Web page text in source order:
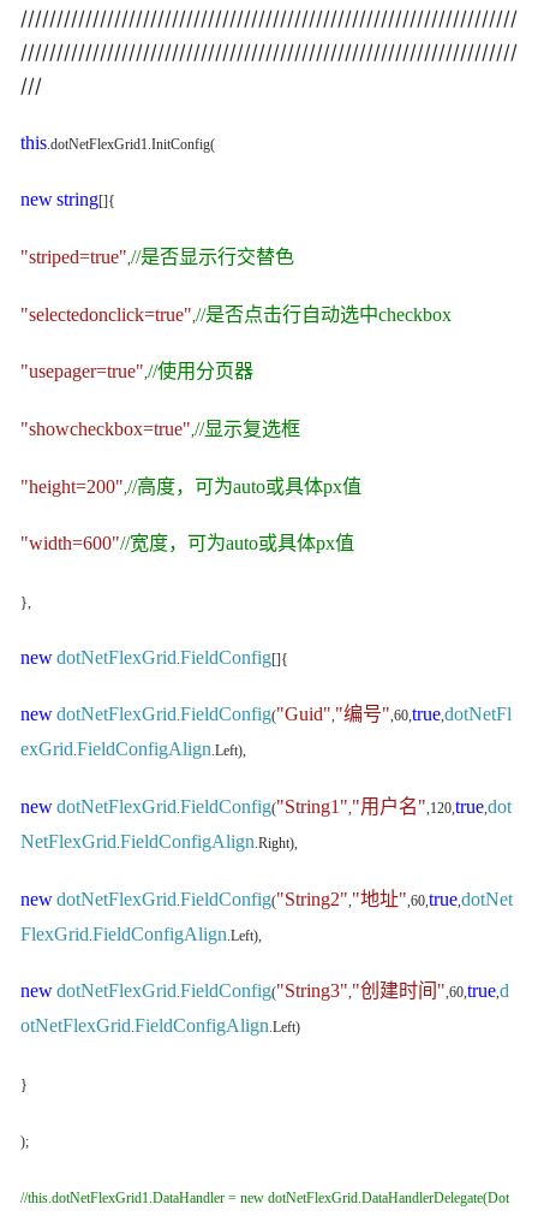
/////////////////////////////////////////////////////////////////////
/////////////////////////////////////////////////////////////////////
///
this .dotNetFlexGrid1.InitConfig(
newstring[]{
"striped=true",//是否显示行交替色
"selectedonclick=true" //是否点击行自动选中checkbox
"usepager=true",//使用分页器
"showcheckbox=true",//显示复选框
"height=200" //高度，可为auto或具体px值
"width=600"//宽度，可为auto或具体px值
},
newdotNetFlexGrid FieldConfig[]{
newdotNetFlexGrid.FieldConfig("Guid","编号",60,true,dotNetFl
exGrid.FieldConfigAlign.Left),
newdotNetFlexGrid.FieldConfig("String1","用户名",120,true,dot
NetFlexGrid.FieldConfigAlign.Right),
newdotNetFlexGrid FieldConfig("String2" "地址" ,60, truedotNet
FlexGrid FieldConfigAlign .Left),
newdotNetFlexGrid.FieldConfig("String3","创建时间",60,true,d
otNetFlexGrid.FieldConfigAlign.Left)
}
);
//this.dotNetFlexGrid1.DataHandler = new dotNetFlexGrid.DataHandlerDelegate(Dot